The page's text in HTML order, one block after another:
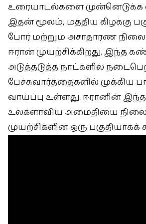
உரையாடல்களை முன்னெடுக்க
இதன் மூலம், மத்திய கிழக்கு
போர் மற்றும் அசாதாரண
ஈரான் முயற்சிக்கிறது. இந்த
அடுத்தடுத்த நாட்களில்
பேச்சுவார்த்தைகளில் முக்கிய
வாய்ப்பு உள்ளது. ஈரானின்
உலகளாவிய அமைதியை
முயற்சிகளின் ஒரு பகுதியாகக்